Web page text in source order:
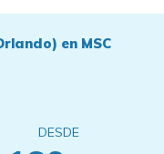
en MSC
DESDE